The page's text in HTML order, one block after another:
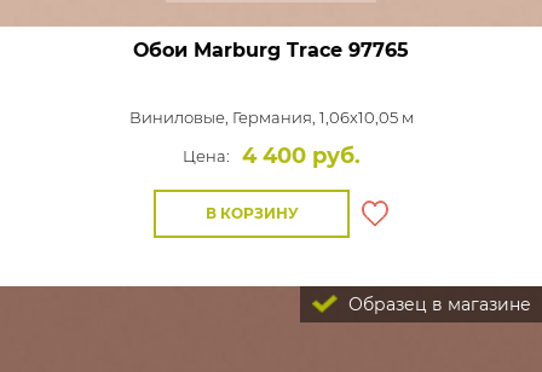
Обои Marburg Trace 97765
Виниловые, Германия, 1,06x10,05 м
Цена:
4 400 руб.
В КОРЗИНУ
Образец в магазине